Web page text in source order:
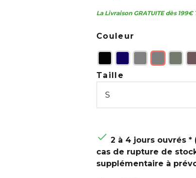
La Livraison GRATUITE dès 199€
Couleur
Taille
 2 à 4 jours ouvrés *
cas de rupture de
supplémentaire à